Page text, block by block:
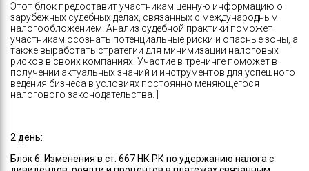
Этот блок предоставит участникам ценную информацию о
зарубежных судебных делах, связанных с международным
налогообложением. Анализ судебной практики поможет
участникам осознать потенциальные риски и опасные зоны, а
также выработать стратегии для минимизации налоговых
рисков в своих компаниях. Участие в тренинге поможет в
получении актуальных знаний и инструментов для успешного
ведения бизнеса в условиях постоянно меняющегося
налогового законодательства. |
2 день:
Блок 6: Изменения в ст. 667 НК РК по удержанию налога с